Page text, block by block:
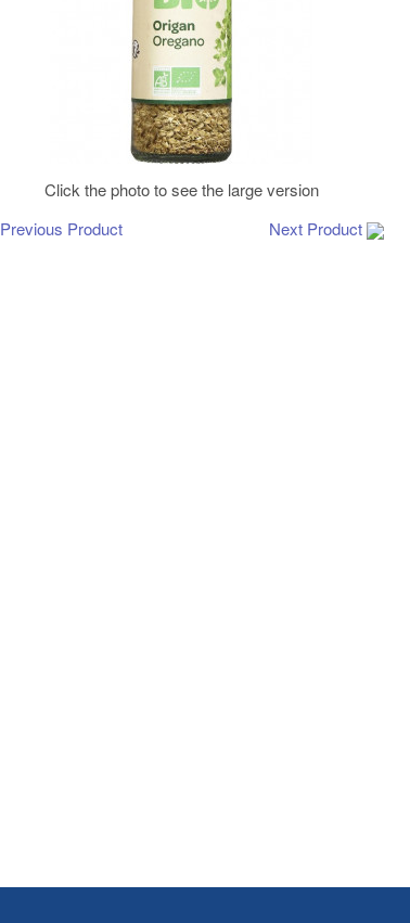
Click the photo to see the large version
Previous Product
Next Product